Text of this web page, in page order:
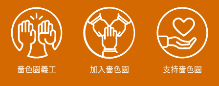
嗇色園義工 加入嗇色園 支持嗇色園